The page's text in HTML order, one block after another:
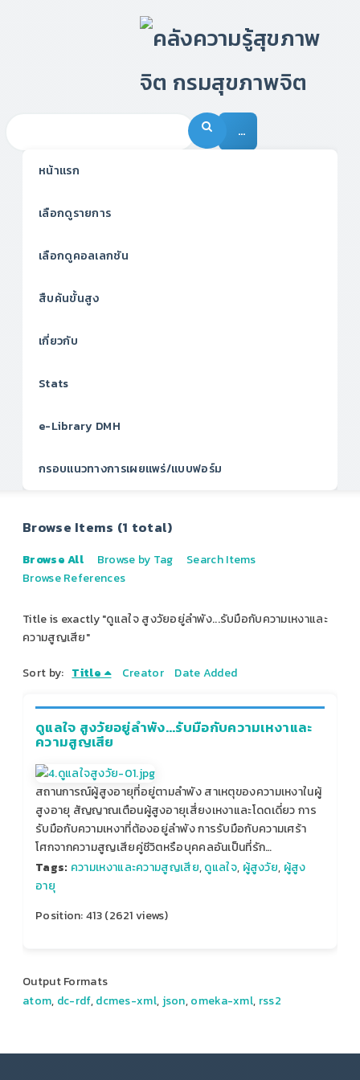
…
หน้าแรก
เลือกดูรายการ
เลือกดูคอลเลกชัน
สืบค้นขั้นสูง
เกี่ยวกับ
Stats
e-Library DMH
กรอบแนวทางการเผยแพร่/แบบฟอร์ม
Browse Items (1 total)
Browse All Browse by Tag
Search Items
Browse References
Title is exactly "ดูแลใจ สูงวัยอยู่ลำพัง...รับมือกับความเหงาและ
ความสูญเสีย"
Sort by: Title Creator Date Added
ดูแลใจ สูงวัยอยู่ลำพัง...รับมือกับความเหงาและ
ความสูญเสีย
สถานการณ์ผู้สูงอายุที่อยู่ตามลำพัง สาเหตุของความเหงาในผู้
สูงอายุ สัญญาณเตือนผู้สูงอายุเสี่ยงเหงาและโดดเดี่ยว การ
รับมือกับความเหงาที่ต้องอยู่ลำพัง การรับมือกับความเศร้า
โศกจากความสูญเสียคู่ชีวิตหรือบุคคลอันเป็นที่รัก…
Tags: ความเหงาและความสูญเสีย,ดูแลใจ, ผู้สูงวัย, ผู้สูง
อายุ
Position:413(2621views)
Output Formats
atom, dc-rdf,dcmes-xml, json,omeka-xml, rss2